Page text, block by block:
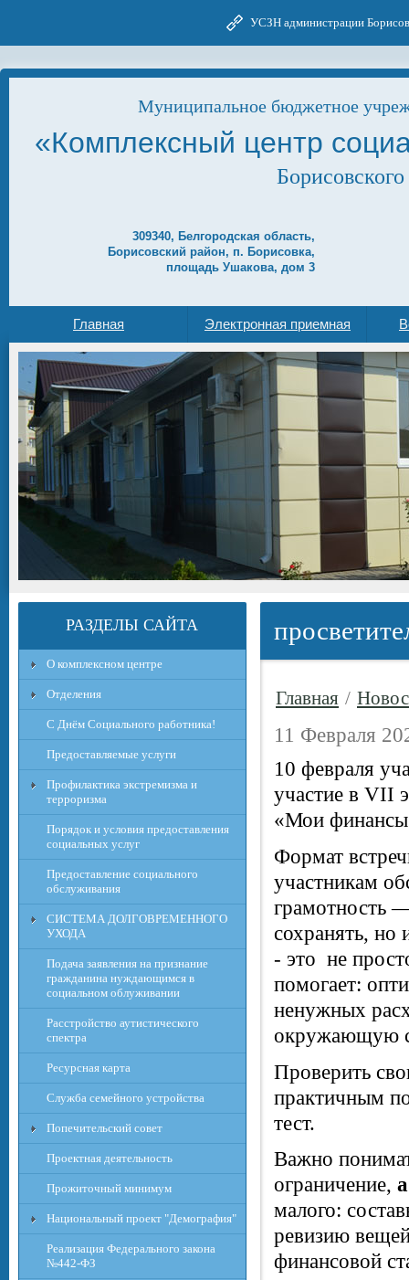
УСЗН администрации
Муниципальное бюджетное
«Комплексный центр
309340, Белгородская область,
Борисовский район, п. Борисовка,
площадь Ушакова, дом 3
Главная Электронная приемная
РАЗДЕЛЫ САЙТА
О комплексном центре
Отделения
С Днём Социального работника!
Предоставляемые услуги
Профилактика экстремизма и
терроризма
Порядок и условия предоставления
социальных услуг
Предоставление социального
обслуживания
СИСТЕМА ДОЛГОВРЕМЕННОГО
УХОДА
Подача заявления на признание
гражданина нуждающимся в
социальном облуживании
Расcтройство аутистического
спектра
Ресурсная карта
Служба семейного устройства
Попечительский совет
Проектная деятельность
Прожиточный минимум
Национальный проект "Демография"
Реализация Федерального закона
№442-ФЗ
Главная /
11 Февраля
10 февраля
участие в VII
«Мои
Формат
участникам
грамотность
сохранять, но
- это не
помогает:
ненужных
окружающую
Проверить
практичным
тест.
Важно
ограничение,
малого:
ревизию
финансовой